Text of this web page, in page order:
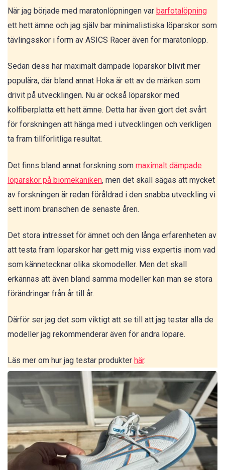
När jag började med maratonlöpningen var barfotalöpning
ett hett ämne och jag själv bar minimalistiska löparskor som
tävlingsskor i form av ASICS Racer även för maratonlopp.
Sedan dess har maximalt dämpade löparskor blivit mer
populära, där bland annat Hoka är ett av de märken som
drivit på utvecklingen. Nu är också löparskor med
kolfiberplatta ett hett ämne. Detta har även gjort det svårt
för forskningen att hänga med i utvecklingen och verkligen
ta fram tillförlitliga resultat.
Det finns bland annat forskning som maximalt dämpade
löparskor på biomekaniken, men det skall sägas att mycket
av forskningen är redan föråldrad i den snabba utveckling vi
sett inom branschen de senaste åren.
Det stora intresset för ämnet och den långa erfarenheten av
att testa fram löparskor har gett mig viss expertis inom vad
som kännetecknar olika skomodeller. Men det skall
erkännas att även bland samma modeller kan man se stora
förändringar från år till år.
Därför ser jag det som viktigt att se till att jag testar alla de
modeller jag rekommenderar även för andra löpare.
Läs mer om hur jag testar produkter här.